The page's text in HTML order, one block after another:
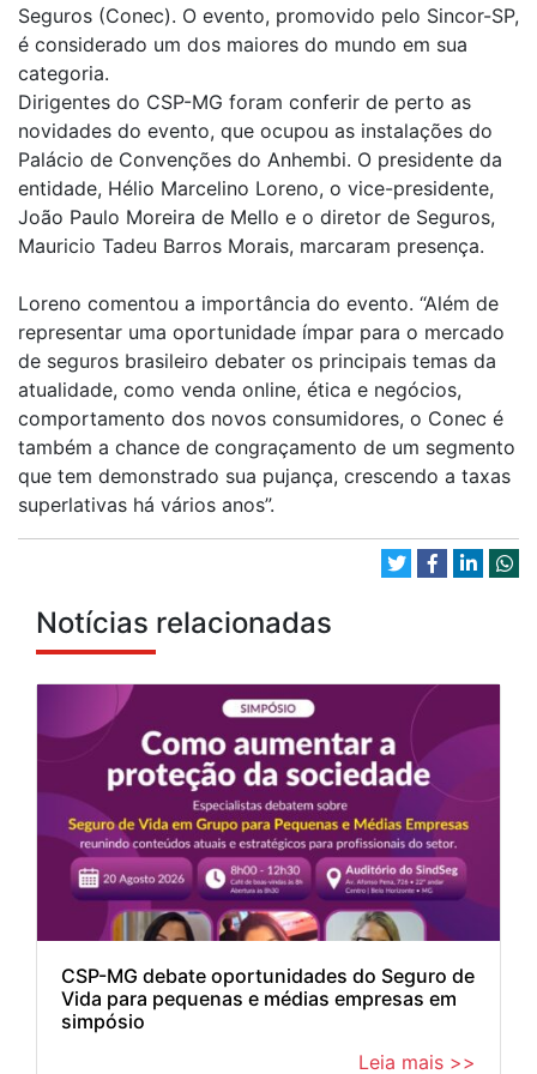
Seguros (Conec). O evento, promovido pelo Sincor-SP,
é considerado um dos maiores do mundo em sua
categoria.
Dirigentes do CSP-MG foram conferir de perto as
novidades do evento, que ocupou as instalações do
Palácio de Convenções do Anhembi. O presidente da
entidade, Hélio Marcelino Loreno, o vice-presidente,
João Paulo Moreira de Mello e o diretor de Seguros,
Mauricio Tadeu Barros Morais, marcaram presença.
Loreno comentou a importância do evento. “Além de
representar uma oportunidade ímpar para o mercado
de seguros brasileiro debater os principais temas da
atualidade, como venda online, ética e negócios,
comportamento dos novos consumidores, o Conec é
também a chance de congraçamento de um segmento
que tem demonstrado sua pujança, crescendo a taxas
superlativas há vários anos”.
Notícias relacionadas
CSP-MG debate oportunidades do Seguro de
Vida para pequenas e médias empresas em
simpósio
Leia mais >>